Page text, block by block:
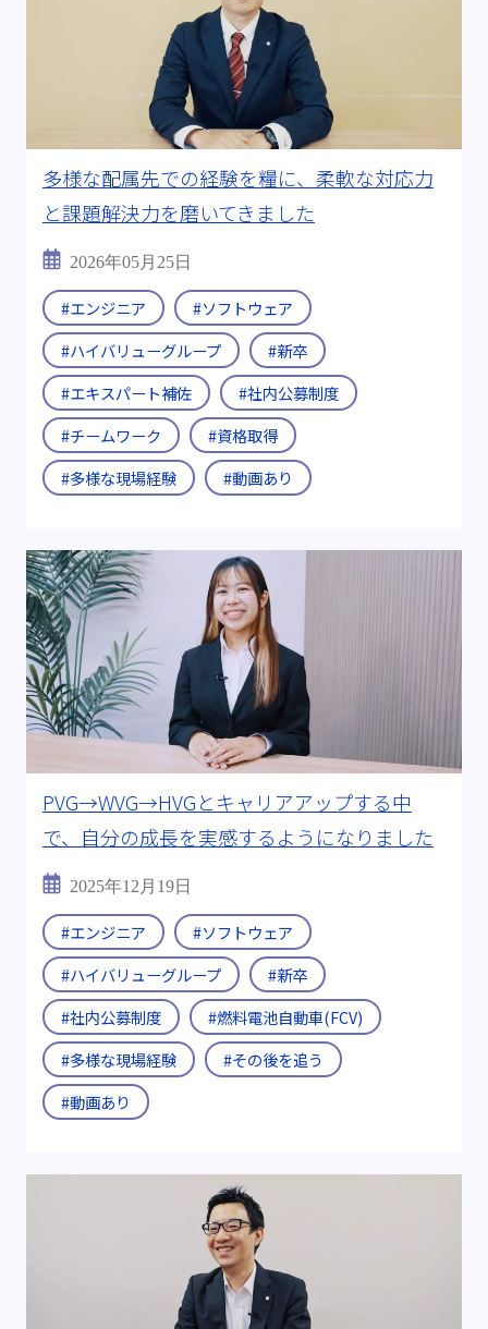
#量子物理学
多様な配属先での経験を糧に、柔軟な対応力
と課題解決力を磨いてきました
2026年05月25日
#エンジニア
#ソフトウェア
#ハイバリューグループ
#新卒
#エキスパート補佐
#社内公募制度
#チームワーク
#資格取得
#多様な現場経験
#動画あり
PVG→WVG→HVGとキャリアアップする中
で、自分の成長を実感するようになりました
2025年12月19日
#エンジニア
#ソフトウェア
#ハイバリューグループ
#新卒
#社内公募制度
#燃料電池自動車(FCV)
#多様な現場経験
#その後を追う
#動画あり